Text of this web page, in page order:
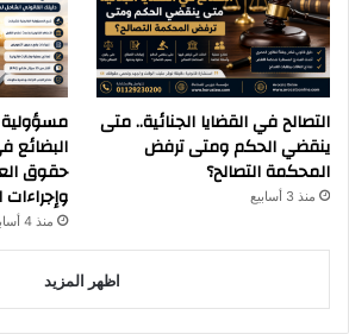
التصالح في القضايا الجنائية.. متى
ينقضي الحكم ومتى ترفض
المحكمة التصالح؟
منذ 3 أسابيع
البضائع
حقوق
منذ 4 أسابيع
اظهر المزيد